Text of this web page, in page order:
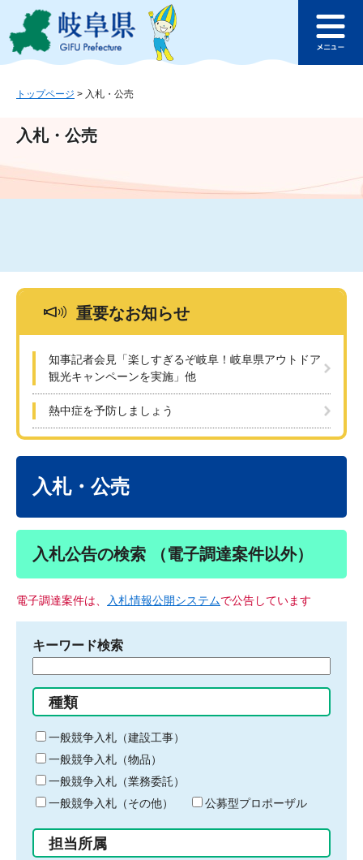
ジ
ュ
文
このページの本文へ
ュ
トップページ > 入札・公売
入札・公売
重要なお知らせ
知事記者会見「楽しすぎるぞ岐阜！岐阜県アウトドア
観光キャンペーンを実施」他
熱中症を予防しましょう
入札・公売
入札公告の検索 （電子調達案件以外）
電子調達案件は、 入札情報公開システムで公告しています
キーワード検索
る
キ
ー
ワ
ー
ド
入
力
種類
一般競争入札（建設工事）
一般競争入札（物品）
一般競争入札（業務委託）
一般競争入札（その他）
公募型プロポーザル
担当所属